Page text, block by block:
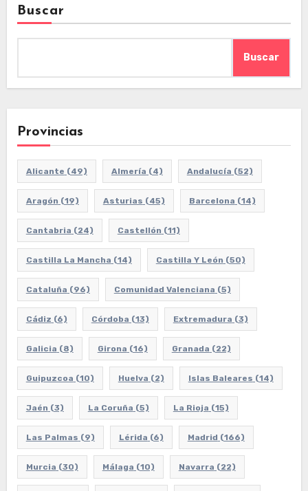
Buscar
Buscar
Provincias
Alicante (49) Almería (4) Andalucía (52)
Aragón (19) Asturias (45) Barcelona (14)
Cantabria (24) Castellón (11)
Castilla La Mancha (14) Castilla Y León (50)
Cataluña (96) Comunidad Valenciana (5)
Cádiz (6) Córdoba (13) Extremadura (3)
Galicia (8) Girona (16) Granada (22)
Guipuzcoa (10) Huelva (2) Islas Baleares (14)
Jaén (3) La Coruña (5) La Rioja (15)
Las Palmas (9) Lérida (6) Madrid (166)
Murcia (30) Málaga (10) Navarra (22)